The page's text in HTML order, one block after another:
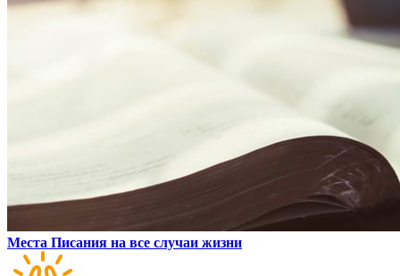
Места Писания на все случаи жизни